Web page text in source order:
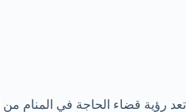
تعد رؤية قضاء الحاجة في المنام من